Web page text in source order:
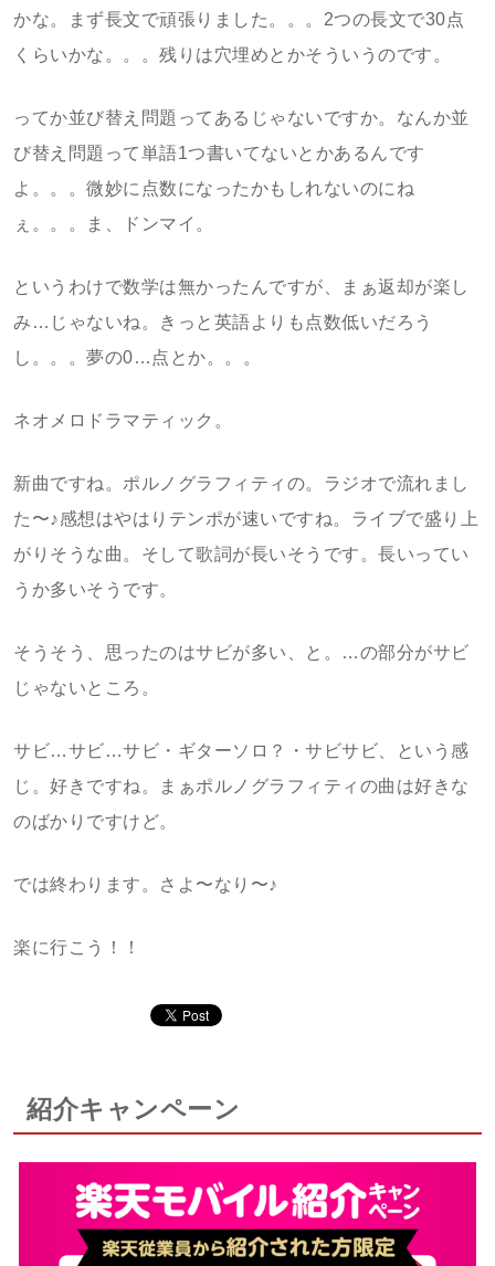
かな。まず長文で頑張りました。。。2つの長文で30点
くらいかな。。。残りは穴埋めとかそういうのです。
ってか並び替え問題ってあるじゃないですか。なんか並
び替え問題って単語1つ書いてないとかあるんです
よ。。。微妙に点数になったかもしれないのにね
ぇ。。。ま、ドンマイ。
というわけで数学は無かったんですが、まぁ返却が楽し
み…じゃないね。きっと英語よりも点数低いだろう
し。。。夢の0…点とか。。。
ネオメロドラマティック。
新曲ですね。ポルノグラフィティの。ラジオで流れまし
た〜♪感想はやはりテンポが速いですね。ライブで盛り上
がりそうな曲。そして歌詞が長いそうです。長いってい
うか多いそうです。
そうそう、思ったのはサビが多い、と。…の部分がサビ
じゃないところ。
サビ…サビ…サビ・ギターソロ？・サビサビ、という感
じ。好きですね。まぁポルノグラフィティの曲は好きな
のばかりですけど。
では終わります。さよ〜なり〜♪
楽に行こう！！
紹介キャンペーン